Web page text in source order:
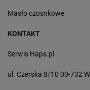
Masło czosnkowe
KONTAKT
Serwis Haps.pl
ul. Czerska 8/10 00-732